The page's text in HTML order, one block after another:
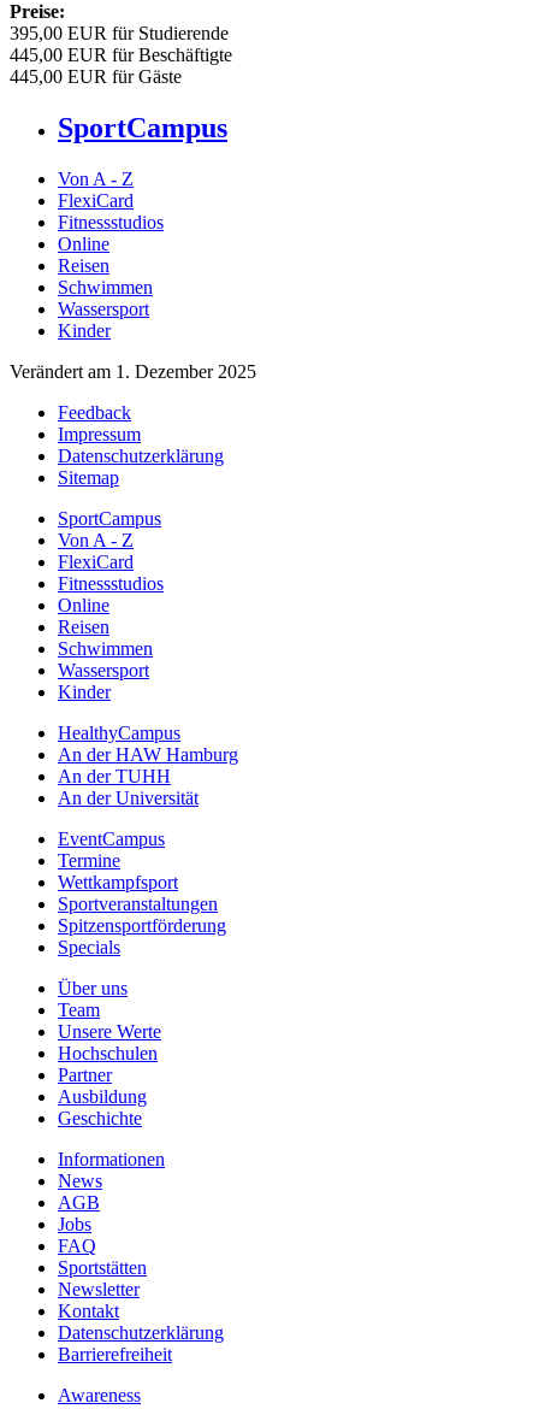
Preise:
395,00 EUR für Studierende
445,00 EUR für Beschäftigte
445,00 EUR für Gäste
SportCampus
Von A - Z
FlexiCard
Fitnessstudios
Online
Reisen
Schwimmen
Wassersport
Kinder
Verändert am 1. Dezember 2025
Feedback
Impressum
Datenschutzerklärung
Sitemap
SportCampus
Von A - Z
FlexiCard
Fitnessstudios
Online
Reisen
Schwimmen
Wassersport
Kinder
HealthyCampus
An der HAW Hamburg
An der TUHH
An der Universität
EventCampus
Termine
Wettkampfsport
Sportveranstaltungen
Spitzensportförderung
Specials
Über uns
Team
Unsere Werte
Hochschulen
Partner
Ausbildung
Geschichte
Informationen
News
AGB
Jobs
FAQ
Sportstätten
Newsletter
Kontakt
Datenschutzerklärung
Barrierefreiheit
Awareness